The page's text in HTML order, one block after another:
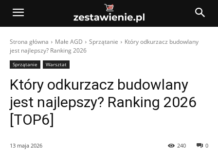
Strona główna Małe AGD Sprzątanie
Który odkurzacz budowlany
jest najlepszy? Ranking 2026
Sprzątanie Warsztat
Który odkurzacz budowlany
jest najlepszy? Ranking 2026
[TOP6]
13 maja 2026 0
240